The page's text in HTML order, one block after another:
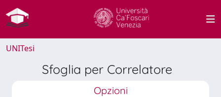
UNITesi
Sfoglia per Correlatore
Opzioni